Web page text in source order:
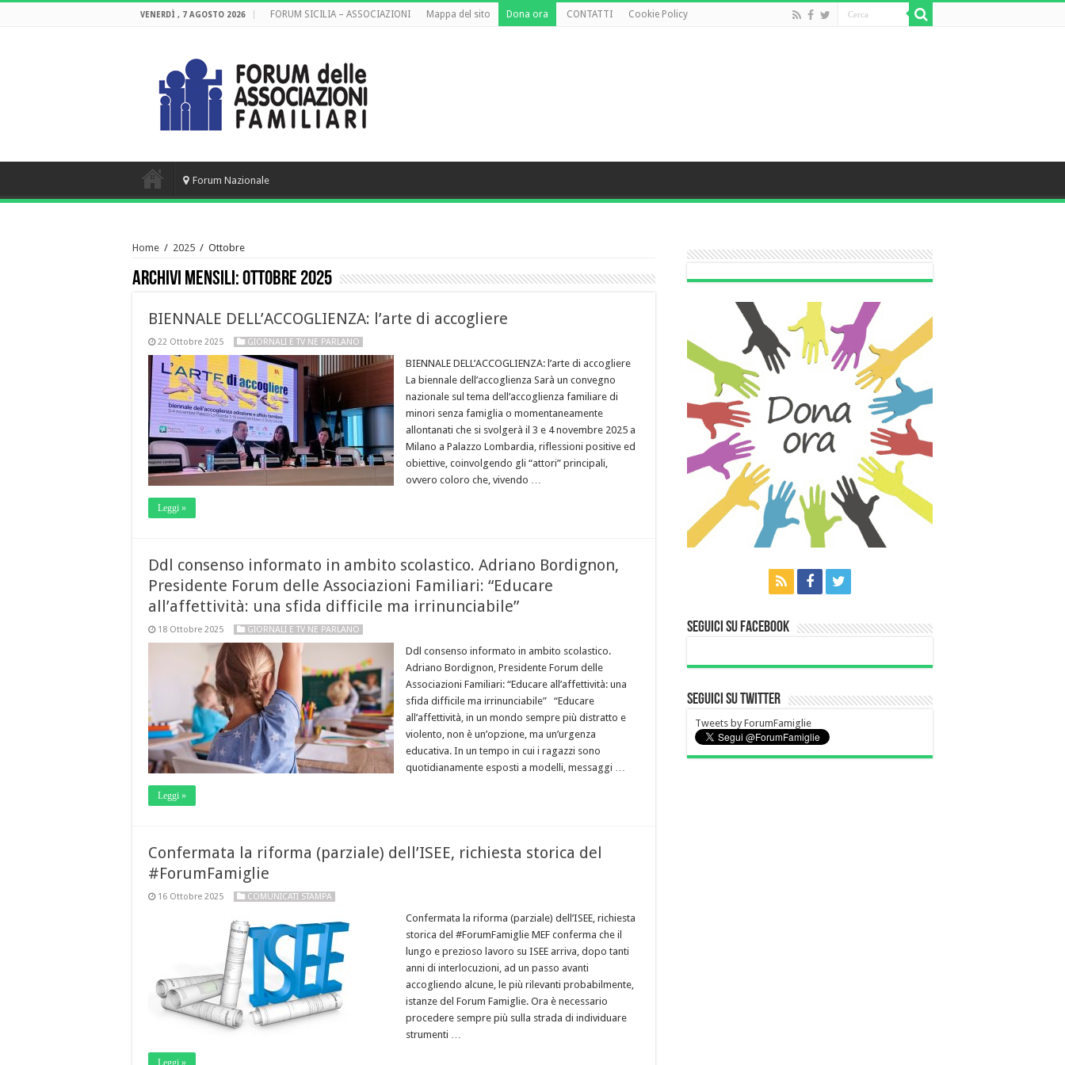
VENERDÌ , 7 AGOSTO 2026 FORUM SICILIA – ASSOCIAZIONI Mappa del sito Dona ora CONTATTI Cookie Policy
Forum Nazionale
Home / 2025 / Ottobre
Archivi mensili:Ottobre 2025
BIENNALE DELL’ACCOGLIENZA: l’arte di accogliere
22 Ottobre 2025 GIORNALI E TV NE PARLANO
BIENNALE DELL’ACCOGLIENZA: l’arte di accogliere
La biennale dell’accoglienza Sarà un convegno
nazionale sul tema dell’accoglienza familiare di
minori senza famiglia o momentaneamente
allontanati che si svolgerà il 3 e 4 novembre 2025 a
Milano a Palazzo Lombardia, riflessioni positive ed
obiettive, coinvolgendo gli “attori” principali,
ovvero coloro che, vivendo …
Leggi »
Ddl consenso informato in ambito scolastico. Adriano Bordignon,
Presidente Forum delle Associazioni Familiari: “Educare
all’affettività: una sfida difficile ma irrinunciabile”
18 Ottobre 2025 GIORNALI E TV NE PARLANO
Ddl consenso informato in ambito scolastico.
Adriano Bordignon, Presidente Forum delle
Associazioni Familiari: “Educare all’affettività: una
sfida difficile ma irrinunciabile” “Educare
all’affettività, in un mondo sempre più distratto e
violento, non è un’opzione, ma un’urgenza
educativa. In un tempo in cui i ragazzi sono
quotidianamente esposti a modelli, messaggi …
Leggi »
Confermata la riforma (parziale) dell’ISEE, richiesta storica del
#ForumFamiglie
16 Ottobre 2025 COMUNICATI STAMPA
Confermata la riforma (parziale) dell’ISEE, richiesta
storica del #ForumFamiglie MEF conferma che il
lungo e prezioso lavoro su ISEE arriva, dopo tanti
anni di interlocuzioni, ad un passo avanti
accogliendo alcune, le più rilevanti probabilmente,
istanze del Forum Famiglie. Ora è necessario
procedere sempre più sulla strada di individuare
strumenti …
Leggi »
Seguici su Facebook
Seguici su Twitter
Tweets by ForumFamiglie